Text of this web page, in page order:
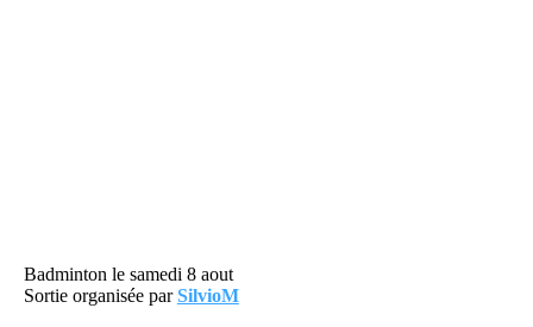
Badminton le samedi 8 aout
Sortie organisée parSilvioM